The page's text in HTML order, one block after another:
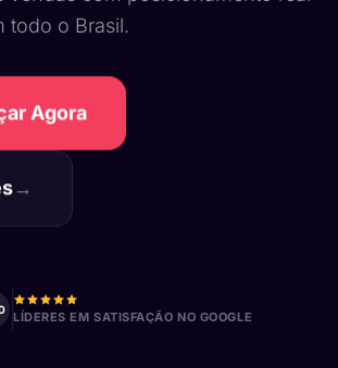
todo o Brasil.
Agora
→
LÍDERES EM SATISFAÇÃO NO GOOGLE